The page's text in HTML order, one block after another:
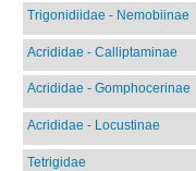
Trigonidiidae - Nemobiinae
Acrididae - Calliptaminae
Acrididae - Gomphocerinae
Acrididae - Locustinae
Tetrigidae